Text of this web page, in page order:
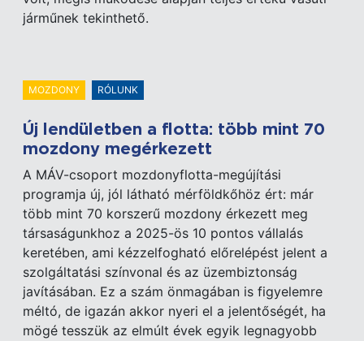
járműnek tekinthető.
MOZDONY RÓLUNK
Új lendületben a flotta: több mint 70
mozdony megérkezett
A MÁV-csoport mozdonyflotta-megújítási
programja új, jól látható mérföldkőhöz ért: már
több mint 70 korszerű mozdony érkezett meg
társaságunkhoz a 2025-ös 10 pontos vállalás
keretében, ami kézzelfogható előrelépést jelent a
szolgáltatási színvonal és az üzembiztonság
javításában. Ez a szám önmagában is figyelemre
méltó, de igazán akkor nyeri el a jelentőségét, ha
mögé tesszük az elmúlt évek egyik legnagyobb